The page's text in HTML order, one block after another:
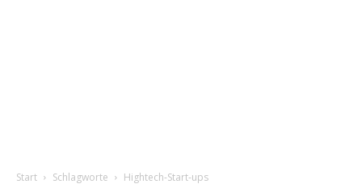
Start Schlagworte Hightech-Start-ups